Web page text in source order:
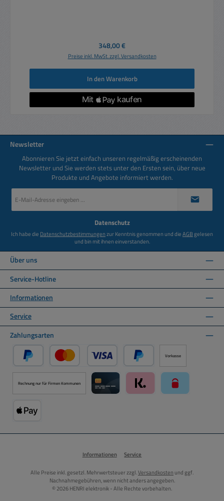
Regulärer Preis:
348,00 €
Preise inkl. MwSt. zzgl. Versandkosten
In den Warenkorb
Newsletter
Abonnieren Sie jetzt einfach unseren regelmäßig erscheinenden
Newsletter und Sie werden stets unter den Ersten sein, über neue
Produkte und Angebote informiert werden.
Mail-
Datenschutz
Ich habe die Datenschutzbestimmungenzur Kenntnis genommen und dieAGBgelesen
und bin mit ihnen einverstanden.
Über uns
Service-Hotline
Informationen
Service
Zahlungsarten
PayPal Kredit- oder Debitkarte über PayPal
Später Bezahlen über PayPal
Vorkasse
Rechnung nur für Firmen Kommunen
Informationen Service
Alle Preise inkl. gesetzl. Mehrwertsteuer zzgl.Versandkosten und ggf.
Nachnahmegebühren, wenn nicht anders angegeben.
© 2026 HENRI elektronik - Alle Rechte vorbehalten.